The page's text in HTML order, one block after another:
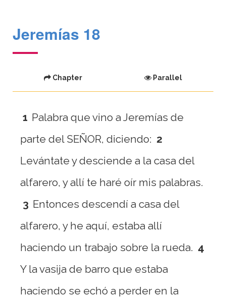
Jeremías 18
Chapter Parallel
1 Palabra que vino a Jeremías de
parte del SEÑOR, diciendo: 2
Levántate y desciende a la casa del
alfarero, y allí te haré oír mis palabras.
3 Entonces descendí a casa del
alfarero, y he aquí, estaba allí
haciendo un trabajo sobre la rueda. 4
Y la vasija de barro que estaba
haciendo se echó a perder en la